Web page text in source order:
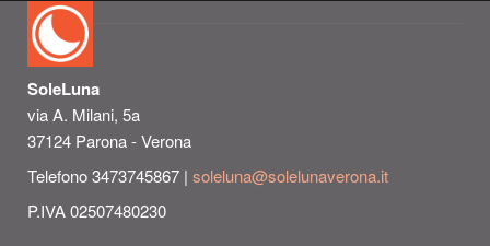
SoleLuna
via A. Milani, 5a
37124 Parona - Verona
Telefono 3473745867 | soleluna@solelunaverona.it
P.IVA 02507480230